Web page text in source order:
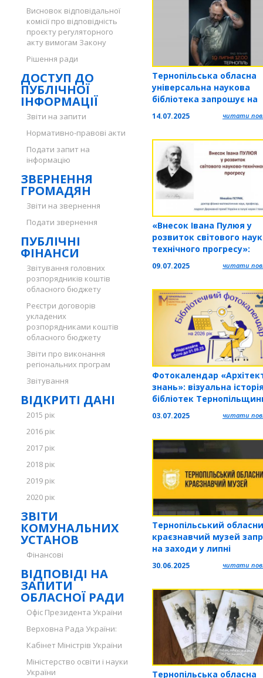
Висновок відповідальної
комісії про відповідність
проєкту регуляторного
акту вимогам Закону
Рішення ради
ДОСТУП ДО
ПУБЛІЧНОЇ
ІНФОРМАЦІЇ
Звіти на запити
Нормативно-правові акти
Подати запит на
інформацію
ЗВЕРНЕННЯ
ГРОМАДЯН
Звіти на звернення
Подати звернення
ПУБЛІЧНІ
ФІНАНСИ
Звітування головних
розпорядників коштів
обласного бюджету
Реєстри договорів
укладених
розпорядниками коштів
обласного бюджету
Звіти про виконання
регіональних програм
Звітування
ВІДКРИТІ ДАНІ
2015 рік
2016 рік
2017 рік
2018 рік
2019 рік
2020 рік
ЗВІТИ
КОМУНАЛЬНИХ
УСТАНОВ
Фінансові
ВІДПОВІДІ НА
ЗАПИТИ
ОБЛАСНОЇ РАДИ
Офіс Президента України
Верховна Рада України:
Кабінет Міністрів України
Міністерство освіти і науки
України
Тернопільська обласна
універсальна наукова
бібліотека запрошує на
творчу зустріч з
14.07.2025 читати
«Внесок Івана Пулюя у
розвиток світового
технічного прогресу»:
документний фонд
Тернопільської обласної
бібліотеки поповнився
електронним виданням
09.07.2025 читати
Фотокалендар
знань»: візуальна
бібліотек
03.07.2025 читати
Тернопільський
краєзнавчий музей
на заходи у липні
30.06.2025 читати
Тернопільська обласна